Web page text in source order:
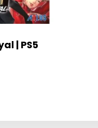
| PS5